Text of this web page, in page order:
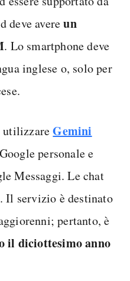
deve avereun
. Lo smartphone deve
inglese o, solo per
utilizzareGemini
personale e
Messaggi. Le chat
Il servizio è destinato
pertanto, è
il diciottesimo anno